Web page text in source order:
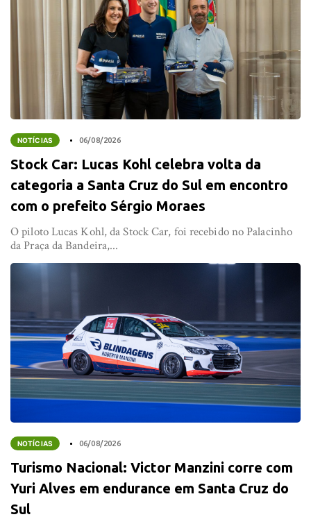
NOTÍCIAS 06/08/2026
Stock Car: Lucas Kohl celebra volta da
categoria a Santa Cruz do Sul em encontro
com o prefeito Sérgio Moraes
O piloto Lucas Kohl, da Stock Car, foi recebido no Palacinho
da Praça da Bandeira,...
NOTÍCIAS 06/08/2026
Turismo Nacional: Victor Manzini corre com
Yuri Alves em endurance em Santa Cruz do
Sul